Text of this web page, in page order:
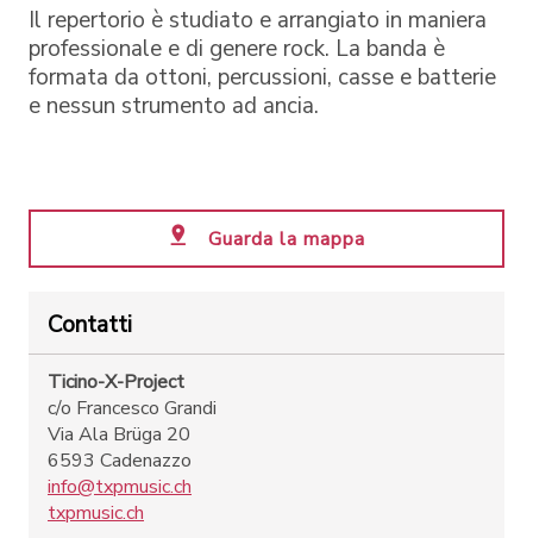
Il repertorio è studiato e arrangiato in maniera
professionale e di genere rock. La banda è
formata da ottoni, percussioni, casse e batterie
e nessun strumento ad ancia.
Guarda la mappa
Contatti
Ticino-X-Project
c/o Francesco Grandi
Via Ala Brüga 20
6593 Cadenazzo
info@txpmusic.ch
txpmusic.ch